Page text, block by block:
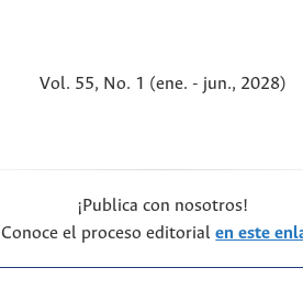
Vol. 55, No. 1 (ene. - jun., 2028)
¡Publica con nosotros!
Conoce el proceso editorialen este